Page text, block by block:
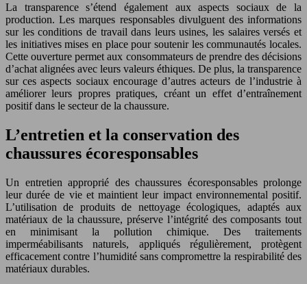
La transparence s’étend également aux aspects sociaux de la
production. Les marques responsables divulguent des informations
sur les conditions de travail dans leurs usines, les salaires versés et
les initiatives mises en place pour soutenir les communautés locales.
Cette ouverture permet aux consommateurs de prendre des décisions
d’achat alignées avec leurs valeurs éthiques. De plus, la transparence
sur ces aspects sociaux encourage d’autres acteurs de l’industrie à
améliorer leurs propres pratiques, créant un effet d’entraînement
positif dans le secteur de la chaussure.
L’entretien et la conservation des
chaussures écoresponsables
Un entretien approprié des chaussures écoresponsables prolonge
leur durée de vie et maintient leur impact environnemental positif.
L’utilisation de produits de nettoyage écologiques, adaptés aux
matériaux de la chaussure, préserve l’intégrité des composants tout
en minimisant la pollution chimique. Des traitements
imperméabilisants naturels, appliqués régulièrement, protègent
efficacement contre l’humidité sans compromettre la respirabilité des
matériaux durables.